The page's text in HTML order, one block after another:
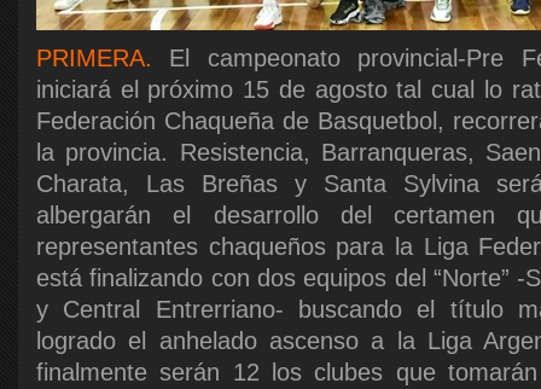
PRIMERA.
El campeonato provincial-Pre
iniciará el próximo 15 de agosto tal cual lo
Federación Chaqueña de Basquetbol,
la provincia. Resistencia, Barranqueras,
Charata, Las Breñas y Santa Sylvina
albergarán el desarrollo del certamen
representantes chaqueños para la Liga
está finalizando con dos equipos del “Norte” -
y Central Entrerriano- buscando el título
logrado el anhelado ascenso a la Liga
finalmente serán 12 los clubes quetomarán